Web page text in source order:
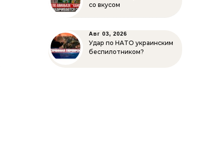
со вкусом
Авг 03, 2026
Удар по НАТО украинским
беспилотником?